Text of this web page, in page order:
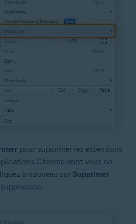
pour supprimer les extensions
Chrome dont vous ne
à nouveau sur Supprimer